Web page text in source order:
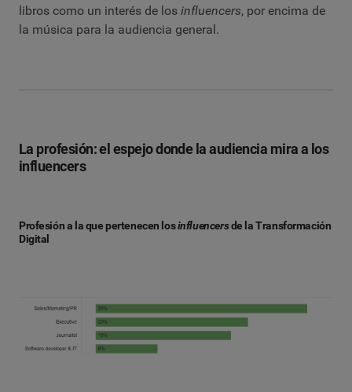
libros como un interés de los influencers, por encima de
la música para la audiencia general.
La profesión: el espejo donde la audiencia mira a los
influencers
Profesión a la que pertenecen losinfluencersde la Transformación
Digital